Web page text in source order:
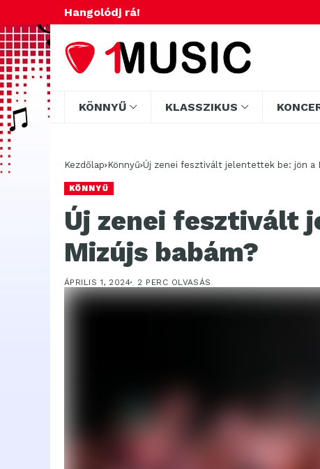
Hangolódj rá!
KÖNNYŰ KLASSZIKUS
Kezdőlap Könnyű Új zenei fesztivált jelentettek be: jön a
KÖNNYŰ
Új zenei fesztivált
Mizújs babám?
ÁPRILIS 1, 2024 2 PERC OLVASÁS